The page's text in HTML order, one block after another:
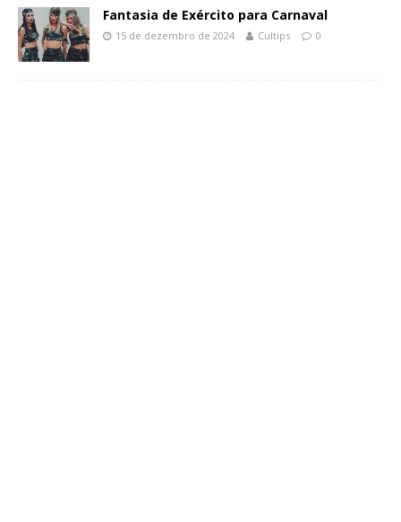
Fantasia de Exército para Carnaval
15 de dezembro de 2024 Cultips 0